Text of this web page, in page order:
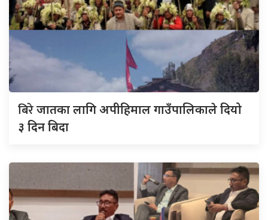
बिरेजातका लागि अपीहिमाल गाउँपालिकाले दियो
३ दिन बिदा